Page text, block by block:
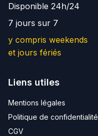
Disponible 24h/24
7 jours sur 7
y compris weekends
et jours fériés
Liens utiles
Mentions légales
Politique de confidentialité
CGV